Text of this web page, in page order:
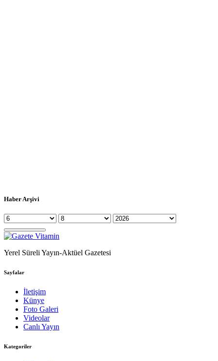
Haber Arşivi
Yerel Süreli Yayın-Aktüel Gazetesi
Sayfalar
İletişim
Künye
Foto Galeri
Videolar
Canlı Yayın
Kategoriler